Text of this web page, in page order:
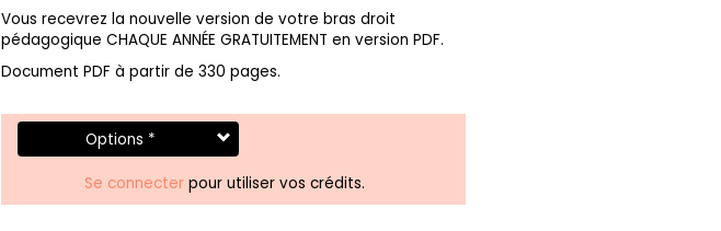
Vous recevrez la nouvelle version de votre bras droit
pédagogique CHAQUE ANNÉE GRATUITEMENT en version PDF.
Document PDF à partir de 330 pages.
Options *
Se connecter pour utiliser vos crédits.